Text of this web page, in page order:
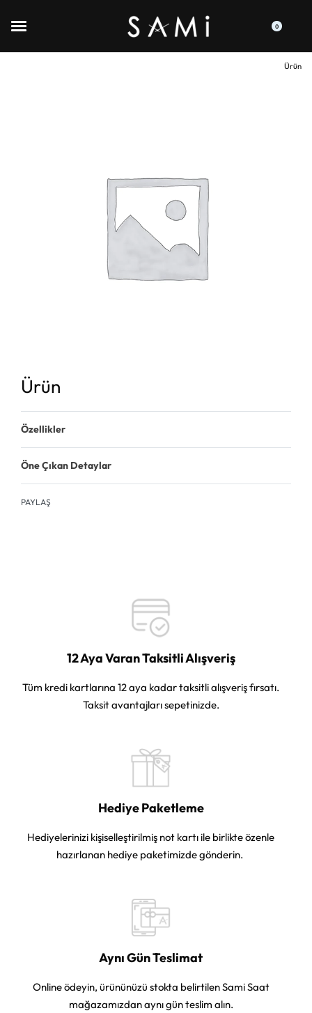
0
Ürün
Ürün
Özellikler
Öne Çıkan Detaylar
PAYLAŞ
12 Aya Varan Taksitli Alışveriş
Tüm kredi kartlarına 12 aya kadar taksitli alışveriş fırsatı.
Taksit avantajları sepetinizde.
Hediye Paketleme
Hediyelerinizi kişiselleştirilmiş not kartı ile birlikte özenle
hazırlanan hediye paketimizde gönderin.
Aynı Gün Teslimat
Online ödeyin, ürününüzü stokta belirtilen Sami Saat
mağazamızdan aynı gün teslim alın.